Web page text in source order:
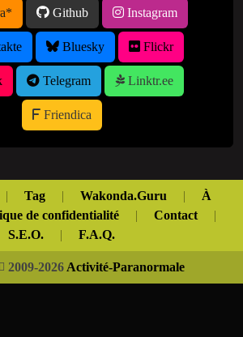
Github Instagram
Bluesky Flickr
Telegram Linktr.ee
Friendica
| Tag | Wakonda.Guru |
À
de confidentialité | Contact
|
S.E.O.
| F.A.Q.
2009-2026 Activité-Paranormale